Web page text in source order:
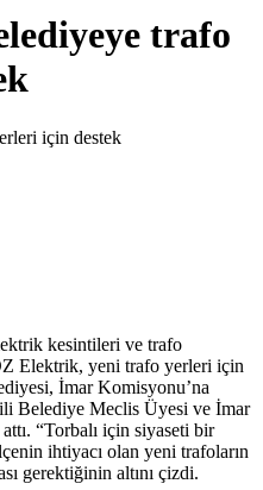
trafo
kesintileri ve trafo
Elektrik, yeni trafo yerleri için
İmar Komisyonu’na
Belediye Meclis Üyesi ve İmar
“Torbalı için siyaseti bir
ihtiyacı olan yeni trafoların
gerektiğinin altını çizdi.